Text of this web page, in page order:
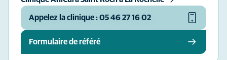
Appelez la clinique : 05 46 27 16 02
Formulaire de référé